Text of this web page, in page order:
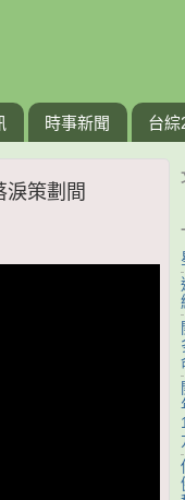
時事新聞 台綜
策劃間